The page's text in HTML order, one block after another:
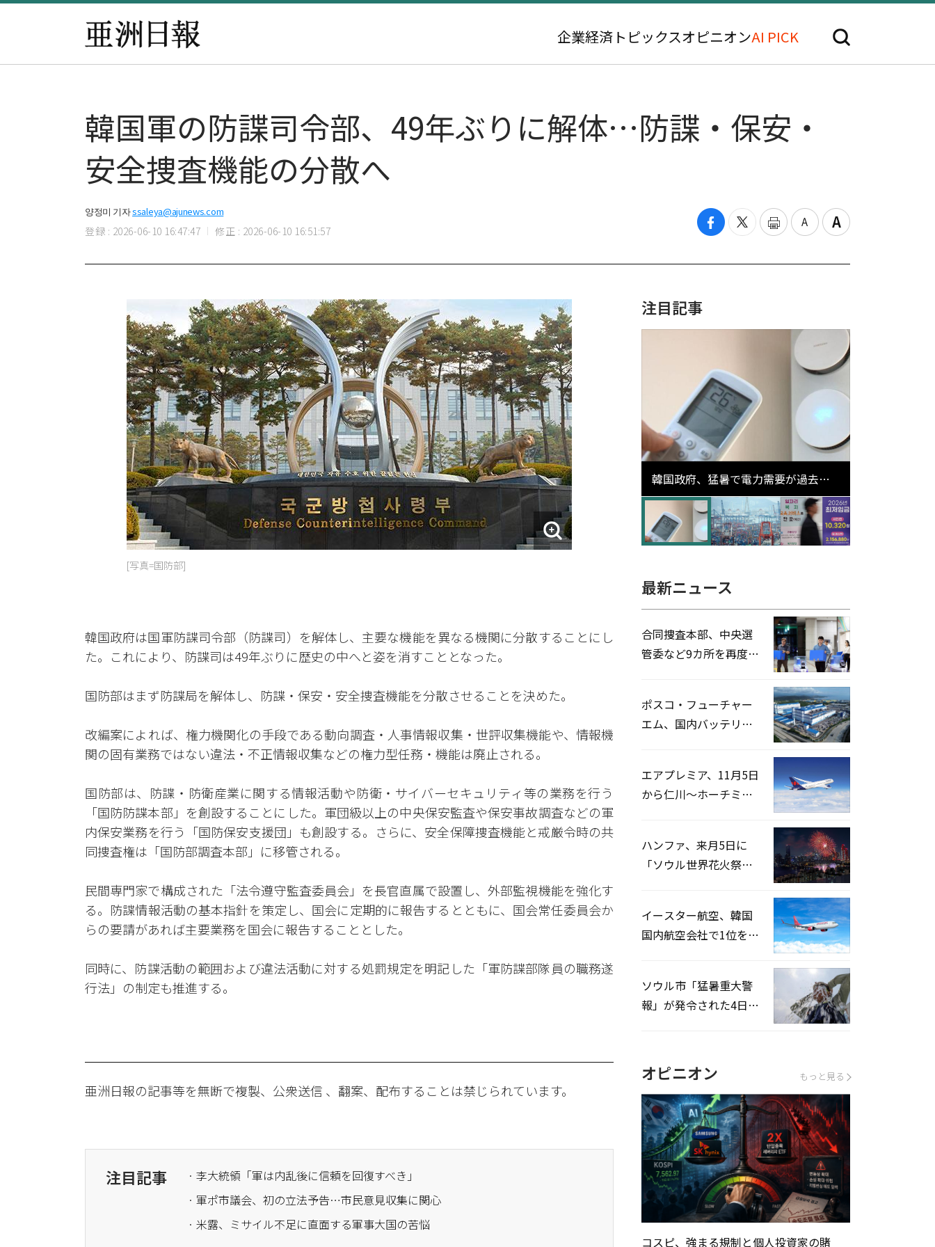
企業経済 トピックスオピニオンAI PICK
韓国軍の防諜司令部、49年ぶりに解体…防諜・保安・
安全捜査機能の分散へ
양정미 기자ssaleya@ajunews.com
登録 : 2026-06-10 16:47:47 修正 : 2026-06-10 16:51:57
[写真=国防部]
韓国政府は国軍防諜司令部（防諜司）を解体し、主要な機能を異なる機関に分散することにし
た。これにより、防諜司は49年ぶりに歴史の中へと姿を消すこととなった。
国防部はまず防諜局を解体し、防諜・保安・安全捜査機能を分散させることを決めた。
改編案によれば、権力機関化の手段である動向調査・人事情報収集・世評収集機能や、情報機
関の固有業務ではない違法・不正情報収集などの権力型任務・機能は廃止される。
国防部は、防諜・防衛産業に関する情報活動や防衛・サイバーセキュリティ等の業務を行う
「国防防諜本部」を創設することにした。軍団級以上の中央保安監査や保安事故調査などの軍
内保安業務を行う「国防保安支援団」も創設する。さらに、安全保障捜査機能と戒厳令時の共
同捜査権は「国防部調査本部」に移管される。
民間専門家で構成された「法令遵守監査委員会」を長官直属で設置し、外部監視機能を強化す
る。防諜情報活動の基本指針を策定し、国会に定期的に報告するとともに、国会常任委員会か
らの要請があれば主要業務を国会に報告することとした。
同時に、防諜活動の範囲および違法活動に対する処罰規定を明記した「軍防諜部隊員の職務遂
行法」の制定も推進する。
亜洲日報の記事等を無断で複製、公衆送信 、翻案、配布することは禁じられています。
注目記事
· 李大統領「軍は内乱後に信頼を回復すべき」
· 軍ポ市議会、初の立法予告…市民意見収集に関心
· 米露、ミサイル不足に直面する軍事大国の苦悩
注目記事
韓国政府、猛暑で電力需要が過去最
高更新の可能性に需給対応体制を点
検
最新ニュース
合同捜査本部、中央選
管委など9カ所を再度家
ポスコ・フューチャー
エム、国内バッテリー
エアプレミア、11月5日
から仁川〜ホーチミン
ハンファ、来月5日に
「ソウル世界花火祭り
イースター航空、韓国
国内航空会社で1位を記
ソウル市「猛暑重大警
報」が発令された4日、
オピニオン もっと見る
コスピ、強まる規制と個人投資家の賭